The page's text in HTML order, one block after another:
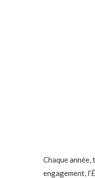
Chaque
engagement,